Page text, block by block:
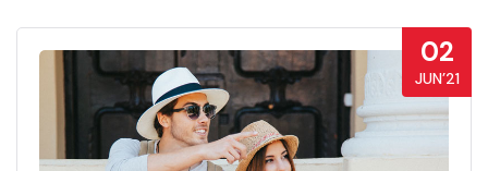
02
JUN’21